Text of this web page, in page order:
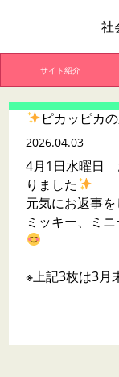
社
サイト紹介
ピカッピカ
2026.04.03
4月1日水曜日
りました
元気にお返事
ミッキー、ミ
※上記3枚は3月